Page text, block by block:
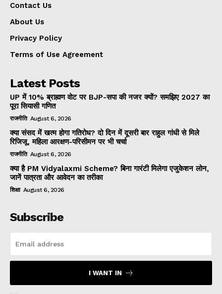
Contact Us
About Us
Privacy Policy
Terms of Use Agreement
Latest Posts
UP में 10% ब्राह्मण वोट पर BJP-सपा की नजर क्यों? समझिए 2027 का
पूरा सियासी गणित
राजनीति August 6, 2026
क्या संसद में खत्म होगा गतिरोध? दो दिन में दूसरी बार राहुल गांधी से मिले
रिजिजू, महिला आरक्षण-परिसीमन पर भी चर्चा
राजनीति August 6, 2026
क्या है PM Vidyalaxmi Scheme? बिना गारंटी मिलेगा एजुकेशन लोन,
जानें पात्रता और आवेदन का तरीका
शिक्षा August 6, 2026
Subscribe
I WANT IN